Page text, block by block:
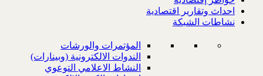
احداث وتقارير اقتصادية
نشاطات الشبكة
المؤتمرات والورشات
الندوات الالكترونية (وبينارات)
النشاط الاعلامي التوعوي